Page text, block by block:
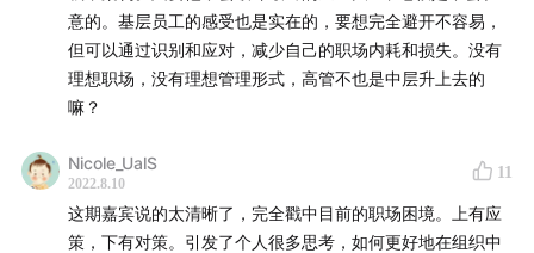
飞书（www.feishu.cn ）是先进企业协作与管理平台，整
合即时沟通、日历、视频会议、云文档、云盘、OKR、开
放平台等功能于一体。
具， 帮助组织聚焦目标，实现战略落地。我们也有来自飞
书的实践专家 ，手把手帮你的组织落地 OKR。
公众号/微博：飞书
能保证自己向上链接的能力，它不能一心只盯着事，只盯着
说我这个转化率怎么提升。然后我下一个投放渠道怎样优
化，它关于商业，它起码得有基本的好奇心和尝试。
- 觉得更有面子
意的。基层员工的感受也是实在的，要想完全避开不容易，
但可以通过识别和应对，减少自己的职场内耗和损失。没有
理想职场，没有理想管理形式，高管不也是中层升上去的
嘛？
Nicole_UalS
2022.8.10
11
这期嘉宾说的太清晰了，完全戳中目前的职场困境。上有应
策，下有对策。引发了个人很多思考，如何更好地在组织中